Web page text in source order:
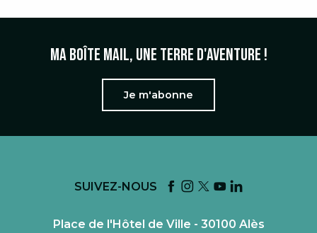
Ma boîte mail, une terre d'aventure !
Je m'abonne
SUIVEZ-NOUS
Place de l'Hôtel de Ville - 30100 Alès